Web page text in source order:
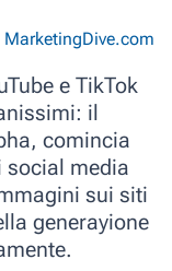
MarketingDive.com
e TikTok
il
comincia
social media
sui siti
generayione